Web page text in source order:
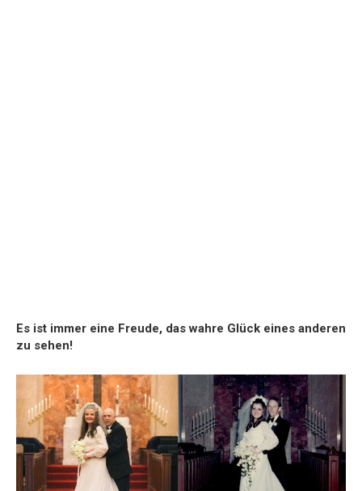
Es ist immer eine Freude, das wahre Glück eines anderen
zu sehen!